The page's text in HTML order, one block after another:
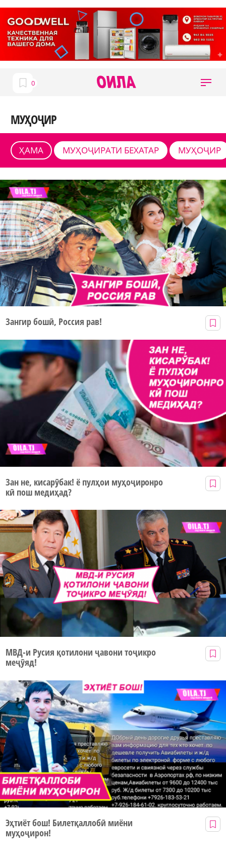
МУҲОҶИР
ҲАМА МУҲОҶИРАТИ БЕХАТАР МУҲОҶИР
Зангир бошӣ, Россия рав!
Зан не, кисарӯбак! ё пулҳои муҳоҷиронро
кӣ пош медиҳад?
МВД-и Русия қотилони ҷавони тоҷикро
меҷӯяд!
Эҳтиёт бош! Билетқаллобӣ миёни
муҳоҷирон!